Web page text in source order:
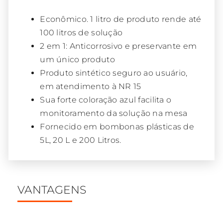
Econômico. 1 litro de produto rende até
100 litros de solução
2 em 1: Anticorrosivo e preservante em
um único produto
Produto sintético seguro ao usuário,
em atendimento à NR 15
Sua forte coloração azul facilita o
monitoramento da solução na mesa
Fornecido em bombonas plásticas de
5L, 20 L e 200 Litros.
VANTAGENS